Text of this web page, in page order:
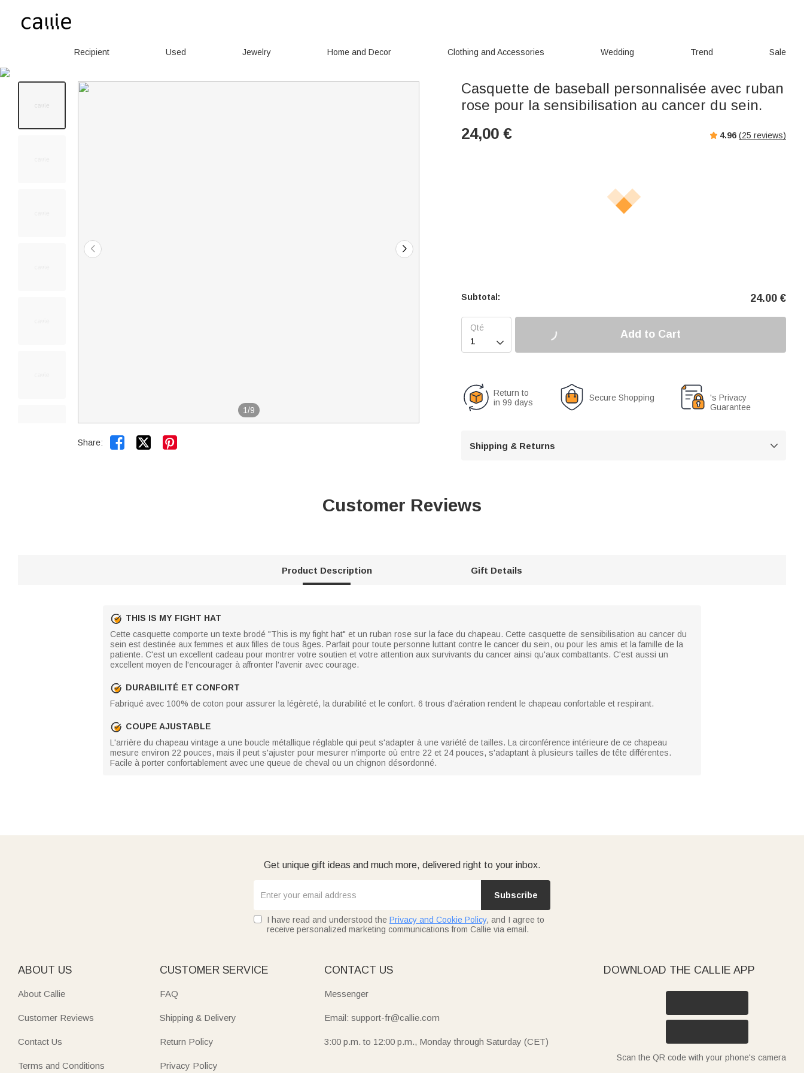
Recipient Used Jewelry Home and Decor Clothing and Accessories Wedding Trend Sale
1/9
Share:  
Casquette de baseball personnalisée avec ruban
rose pour la sensibilisation au cancer du sein.
24,00 € 4.96 (25 reviews)
Subtotal: 24.00 €

Add to Cart
Return to
in 99 days
Secure Shopping
's Privacy
Guarantee
Shipping & Returns 
Customer Reviews
Product Description Gift Details
THIS IS MY FIGHT HAT
Cette casquette comporte un texte brodé "This is my fight hat" et un ruban rose sur la face du chapeau. Cette casquette de sensibilisation au cancer du
sein est destinée aux femmes et aux filles de tous âges. Parfait pour toute personne luttant contre le cancer du sein, ou pour les amis et la famille de la
patiente. C'est un excellent cadeau pour montrer votre soutien et votre attention aux survivants du cancer ainsi qu'aux combattants. C'est aussi un
excellent moyen de l'encourager à affronter l'avenir avec courage.
DURABILITÉ ET CONFORT
Fabriqué avec 100% de coton pour assurer la légèreté, la durabilité et le confort. 6 trous d'aération rendent le chapeau confortable et respirant.
COUPE AJUSTABLE
L'arrière du chapeau vintage a une boucle métallique réglable qui peut s'adapter à une variété de tailles. La circonférence intérieure de ce chapeau
mesure environ 22 pouces, mais il peut s'ajuster pour mesurer n'importe où entre 22 et 24 pouces, s'adaptant à plusieurs tailles de tête différentes.
Facile à porter confortablement avec une queue de cheval ou un chignon désordonné.
Get unique gift ideas and much more, delivered right to your inbox.
Subscribe
I have read and understood the Privacy and Cookie Policy, and I agree to
receive personalized marketing communications from Callie via email.
ABOUT US
About Callie
Customer Reviews
Contact Us
Terms and Conditions
CUSTOMER SERVICE
FAQ
Shipping & Delivery
Return Policy
Privacy Policy
CONTACT US
Messenger
Email: support-fr@callie.com
3:00 p.m. to 12:00 p.m., Monday through Saturday (CET)
DOWNLOAD THE CALLIE APP
Scan the QR code with your phone's camera